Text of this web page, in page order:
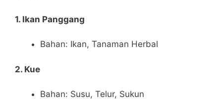
1. Ikan Panggang
Bahan: Ikan, Tanaman Herbal
2. Kue
Bahan: Susu, Telur, Sukun